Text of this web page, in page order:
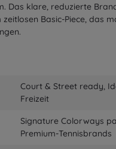
Das klare, reduzierte
zeitlosen Basic-Piece, das
Court & Street ready,
Freizeit
Signature Colorways
Premium-Tennisbrands